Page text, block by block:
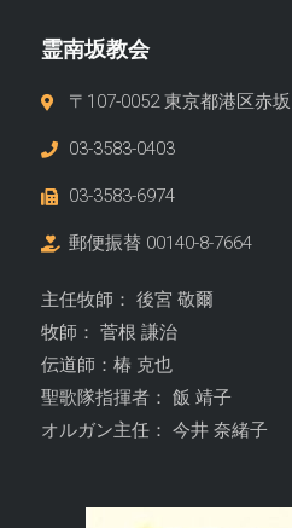
霊南坂教会
〒107-0052 東京都港区赤
03-3583-0403
03-3583-6974
郵便振替 00140-8-7664
主任牧師： 後宮 敬爾
牧師： 菅根 謙治
伝道師：椿 克也
聖歌隊指揮者： 飯 靖子
オルガン主任： 今井 奈緒子